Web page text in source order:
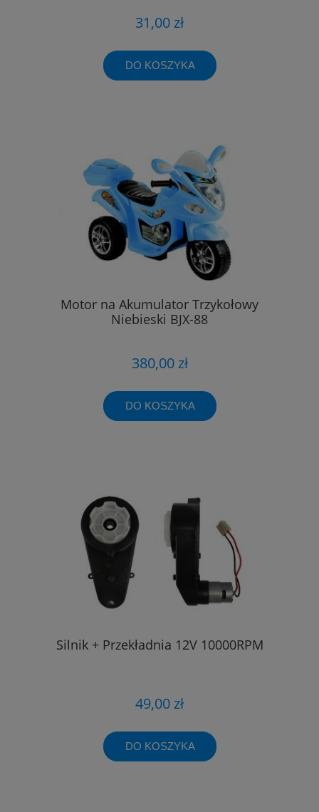
31,00 zł
DO KOSZYKA
Motor na Akumulator Trzykołowy
Niebieski BJX-88
380,00 zł
DO KOSZYKA
Silnik + Przekładnia 12V 10000RPM
49,00 zł
DO KOSZYKA